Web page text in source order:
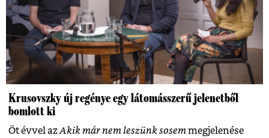
Krusovszky új regénye egy látomásszerű jelenetből
bomlott ki
Öt évvel azAkik már nem leszünk sosemmegjelenése